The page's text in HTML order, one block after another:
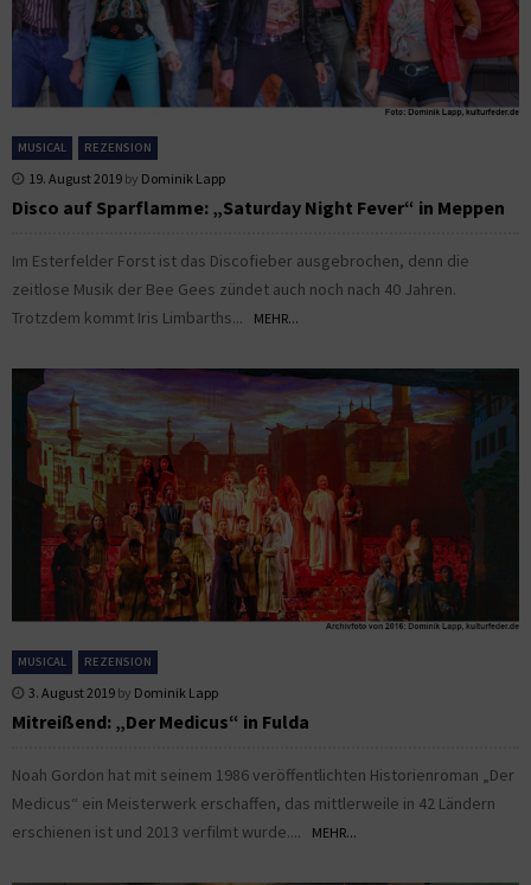
MUSICAL REZENSION
19. August 2019 by Dominik Lapp
Disco auf Sparflamme: „Saturday Night Fever“ in Meppen
Im Esterfelder Forst ist das Discofieber ausgebrochen, denn die
zeitlose Musik der Bee Gees zündet auch noch nach 40 Jahren.
Trotzdem kommt Iris Limbarths...
MEHR...
MUSICAL REZENSION
3. August 2019 by Dominik Lapp
Mitreißend: „Der Medicus“ in Fulda
Noah Gordon hat mit seinem 1986 veröffentlichten Historienroman „Der
Medicus“ ein Meisterwerk erschaffen, das mittlerweile in 42 Ländern
erschienen ist und 2013 verfilmt wurde....
MEHR...